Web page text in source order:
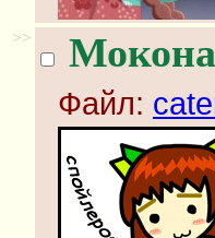
>> Мокона
Файл: